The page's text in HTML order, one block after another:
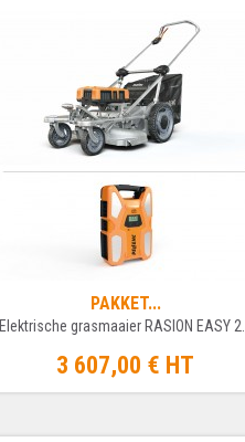
PAKKET...
Elektrische grasmaaier RASION EASY 2...
3 607,00 € HT